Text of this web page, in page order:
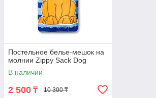
Постельное белье-мешок на
молнии Zippy Sack Dog
В наличии
2 500 ₸ 10 300 ₸